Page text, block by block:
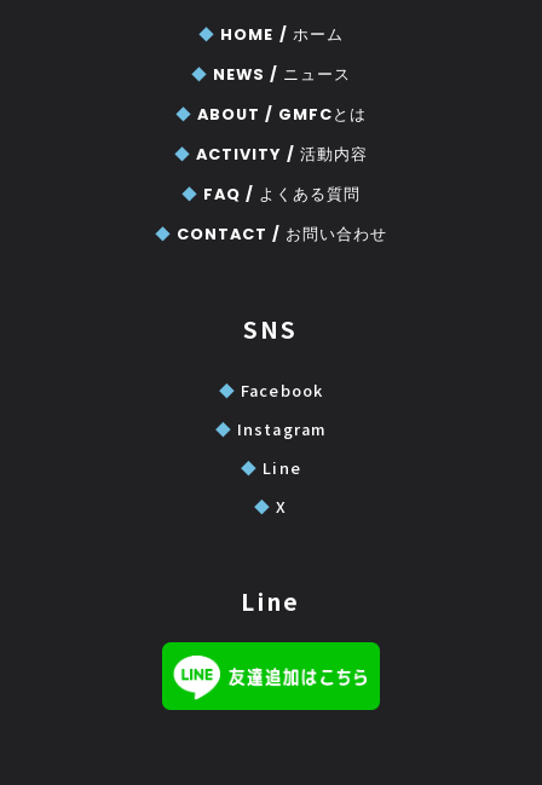
◆ HOME / ホーム
◆ NEWS / ニュース
◆ ABOUT / GMFCとは
◆ ACTIVITY / 活動内容
◆ FAQ / よくある質問
◆ CONTACT / お問い合わせ
SNS
◆ Facebook
◆ Instagram
◆ Line
◆ X
Line